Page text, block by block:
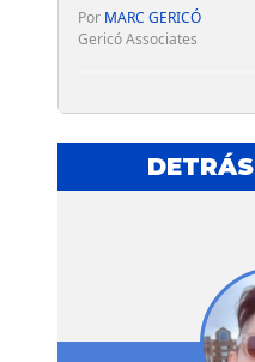
Por MARC GERICÓ
Gericó Associates